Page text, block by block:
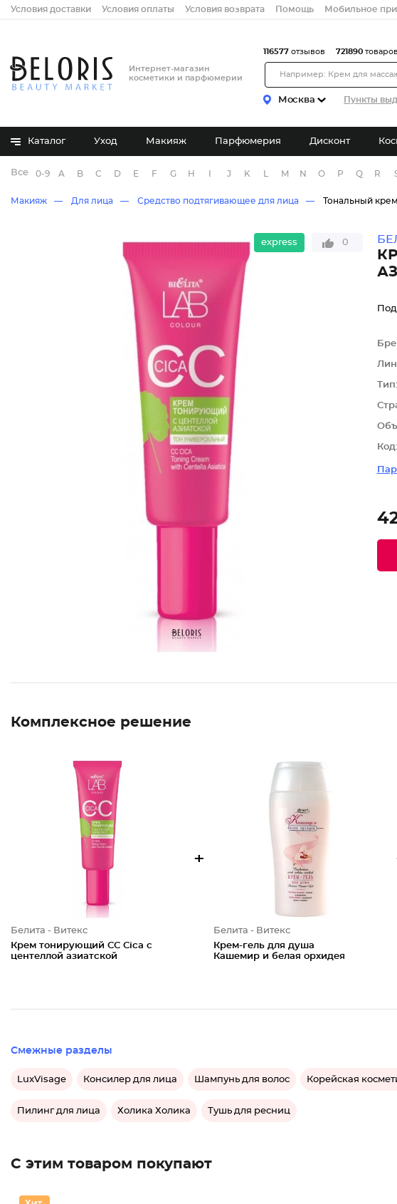
Условия доставки Условия оплаты Условия возврата Помощь Мобильное
Интернет-магазин
косметики и парфюмерии
Москва Пункты
116577 отзывов 721890 товаров
Каталог Уход Макияж Парфюмерия Дисконт
Все бренды
0-9 A B C D E F G H J K M N O P Q R
Макияж Для лица Средство подтягивающее для лица Тональный
express 0
Тип:
Код:
Комплексное решение
Белита - Витекс
Крем тонирующий СС Cica с
центеллой азиатской
+
Белита - Витекс
Крем-гель для душа
Кашемир и белая орхидея
Смежные разделы
LuxVisage Консилер для лица Шампунь для волос Корейская
Пилинг для лица Холика Холика Тушь для ресниц
С этим товаром покупают